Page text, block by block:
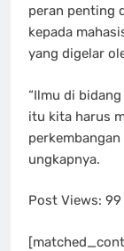
peran penting
kepada
yang digelar
“Ilmu di
itu kita harus
ungkapnya.
Post Views: 99